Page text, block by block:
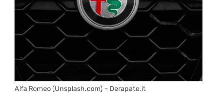
Alfa Romeo (Unsplash.com) – Derapate.it